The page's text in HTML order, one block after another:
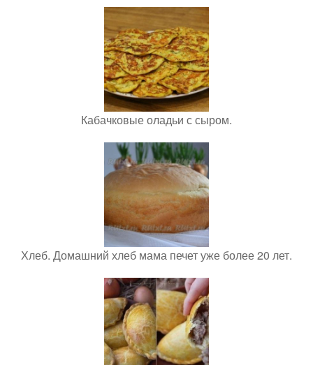
Кабачковые оладьи с сыром.
Хлеб. Домашний хлеб мама печет уже более 20 лет.